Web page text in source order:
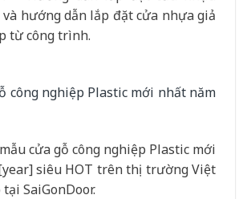
và hướng dẫn lắp đặt cửa nhựa giả
từ công trình.
công nghiệp Plastic mới nhất năm
cửa gỗ công nghiệp Plastic mới
siêu HOT trên thị trường Việt
SaiGonDoor.